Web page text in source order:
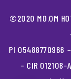
©2020 MO.OM
PI 05488770966
– CIR 012108-